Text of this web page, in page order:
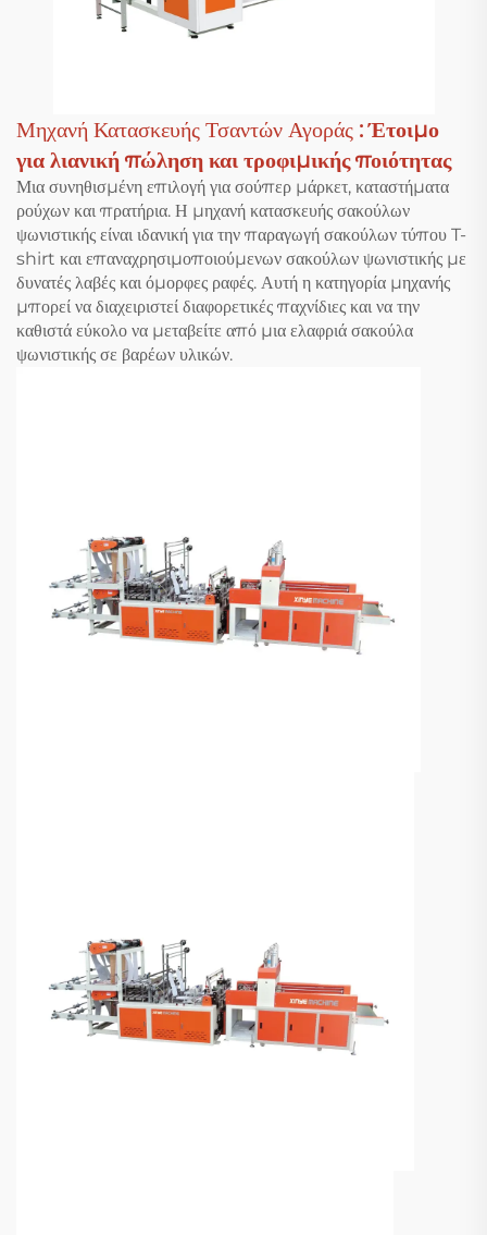
Μηχανή Κατασκευής Τσαντών Αγοράς : Έτοιμο
για λιανική πώληση και τροφιμικής ποιότητας
Μια συνηθισμένη επιλογή για σούπερ μάρκετ, καταστήματα
ρούχων και πρατήρια. Η μηχανή κατασκευής σακούλων
ψωνιστικής είναι ιδανική για την παραγωγή σακούλων τύπου T-
shirt και επαναχρησιμοποιούμενων σακούλων ψωνιστικής με
δυνατές λαβές και όμορφες ραφές. Αυτή η κατηγορία μηχανής
μπορεί να διαχειριστεί διαφορετικές παχνίδιες και να την
καθιστά εύκολο να μεταβείτε από μια ελαφριά σακούλα
ψωνιστικής σε βαρέων υλικών.